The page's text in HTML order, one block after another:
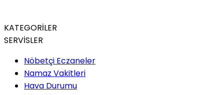
KATEGORİLER
SERVİSLER
Nöbetçi Eczaneler
Namaz Vakitleri
Hava Durumu